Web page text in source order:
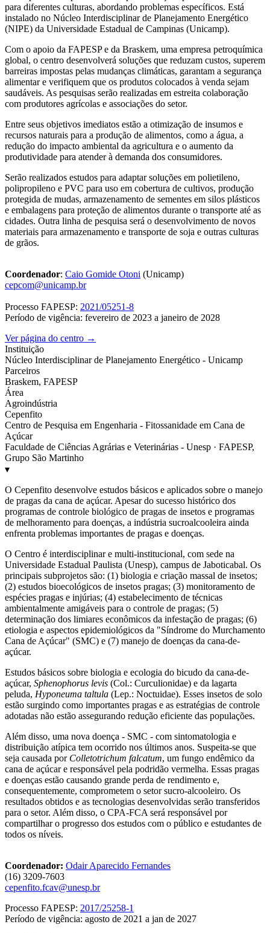
para diferentes culturas, abordando problemas específicos. Está
instalado no Núcleo Interdisciplinar de Planejamento Energético
(NIPE) da Universidade Estadual de Campinas (Unicamp).
Com o apoio da FAPESP e da Braskem, uma empresa petroquímica
global, o centro desenvolverá soluções que reduzam custos, superem
barreiras impostas pelas mudanças climáticas, garantam a segurança
alimentar e verifiquem que os produtos colocados à venda sejam
saudáveis. As pesquisas serão realizadas em estreita colaboração
com produtores agrícolas e associações do setor.
Entre seus objetivos imediatos estão a otimização de insumos e
recursos naturais para a produção de alimentos, como a água, a
redução do impacto ambiental da agricultura e o aumento da
produtividade para atender à demanda dos consumidores.
Serão realizados estudos para adaptar soluções em polietileno,
polipropileno e PVC para uso em cobertura de cultivos, produção
protegida de mudas, armazenamento de sementes em silos plásticos
e embalagens para proteção de alimentos durante o transporte até as
cidades. Outra linha de pesquisa será o desenvolvimento de novos
materiais para armazenamento e transporte de soja e outras culturas
de grãos.
Coordenador: Caio Gomide Otoni (Unicamp)
cepcom@unicamp.br
Processo FAPESP: 2021/05251-8
Período de vigência: fevereiro de 2023 a janeiro de 2028
Ver página do centro →
Instituição
Núcleo Interdisciplinar de Planejamento Energético - Unicamp
Parceiros
Braskem, FAPESP
Área
Agroindústria
Cepenfito
Centro de Pesquisa em Engenharia - Fitossanidade em Cana de
Açúcar
Faculdade de Ciências Agrárias e Veterinárias - Unesp · FAPESP,
Grupo São Martinho
▾
O Cepenfito desenvolve estudos básicos e aplicados sobre o manejo
de pragas da cana de açúcar. Apesar do sucesso histórico dos
programas de controle biológico de pragas de insetos e programas
de melhoramento para doenças, a indústria sucroalcooleira ainda
enfrenta problemas importantes de pragas e doenças.
O Centro é interdisciplinar e multi-institucional, com sede na
Universidade Estadual Paulista (Unesp), campus de Jaboticabal. Os
principais subprojetos são: (1) biologia e criação massal de insetos;
(2) estudos bioecológicos de insetos pragas; (3) monitoramento de
espécies pragas e injúrias; (4) estabelecimento de técnicas
ambientalmente amigáveis para o controle de pragas; (5)
determinação dos limiares econômicos da infestação de pragas; (6)
etiologia e aspectos epidemiológicos da "Síndrome do Murchamento
Cana de Açúcar" (SMC) e (7) manejo de doenças da cana-de-
açúcar.
Estudos básicos sobre biologia e ecologia do bicudo da cana-de-
açúcar, Sphenophorus levis (Col.: Curculionidae) e da lagarta
peluda, Hyponeuma taltula (Lep.: Noctuidae). Esses insetos de solo
estão surgindo como importantes pragas e as estratégias de controle
adotadas não estão assegurando redução eficiente das populações.
Além disso, uma nova doença - SMC - com sintomatologia e
distribuição atípica tem ocorrido nos últimos anos. Suspeita-se que
seja causada porColletotrichum falcatum, um fungo endêmico da
cana de açúcar e responsável pela podridão vermelha. Essas pragas
e doenças estão causando grande perda de rendimento e,
consequentemente, comprometem o setor sucro-alcooleiro. Os
resultados obtidos e as tecnologias desenvolvidas serão transferidos
para o setor. Além disso, o CPA-FCA será responsável por
compartilhar o progresso dos estudos com o público e estudantes de
todos os níveis.
Coordenador: Odair Aparecido Fernandes
(16) 3209-7603
cepenfito.fcav@unesp.br
Processo FAPESP: 2017/25258-1
Período de vigência: agosto de 2021 a jan de 2027